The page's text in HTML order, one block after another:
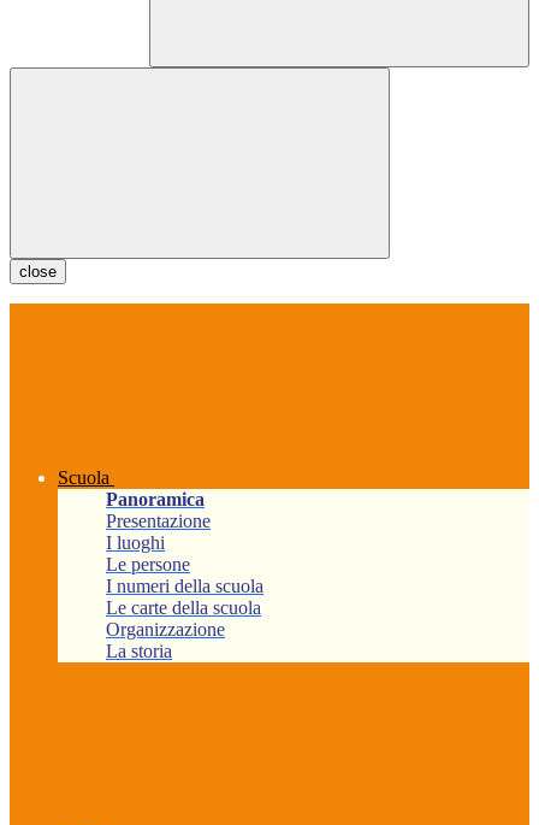
close
Scuola
Panoramica
Presentazione
I luoghi
Le persone
I numeri della scuola
Le carte della scuola
Organizzazione
La storia